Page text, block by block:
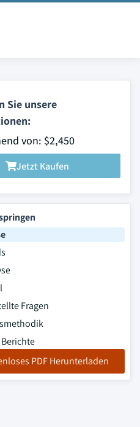
Sie unsere
von: $2,450
Jetzt Kaufen
Fragen
PDF Herunterladen